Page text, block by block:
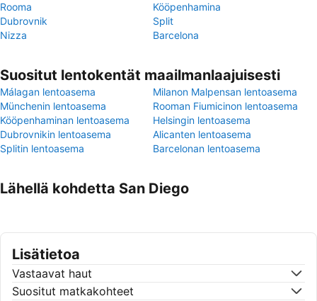
Rooma
Kööpenhamina
Dubrovnik
Split
Nizza
Barcelona
Suositut lentokentät maailmanlaajuisesti
Málagan lentoasema
Milanon Malpensan lentoasema
Münchenin lentoasema
Rooman Fiumicinon lentoasema
Kööpenhaminan lentoasema
Helsingin lentoasema
Dubrovnikin lentoasema
Alicanten lentoasema
Splitin lentoasema
Barcelonan lentoasema
Lähellä kohdetta San Diego
Lisätietoa
Vastaavat haut
Suositut matkakohteet